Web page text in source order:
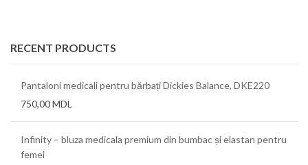
RECENT PRODUCTS
Pantaloni medicali pentru bărbați Dickies Balance, DKE220
750,00MDL
Infinity – bluza medicala premium din bumbac și elastan pentru
femei